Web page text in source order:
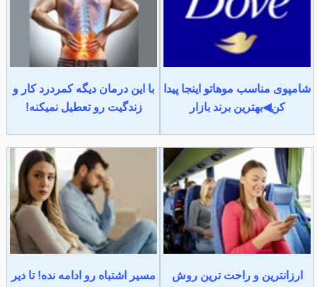
شامپوی مناسب موهاتو اینجا پیدا
کن◀بهترین برند بازار
با این درمان دیگه کمردرد کار و
زندگیت رو تعطیل نمیکنه!
ارزانترین و راحت ترین روش
مسیر اشتباه رو ادامه نده! تا دیر